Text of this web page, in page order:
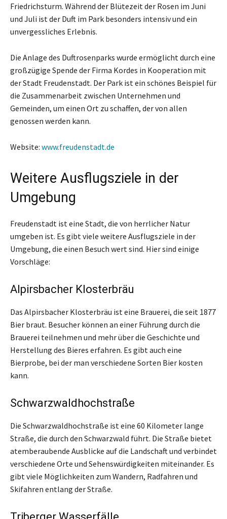
Friedrichsturm. Während der Blütezeit der Rosen im Juni
und Juli ist der Duft im Park besonders intensiv und ein
unvergessliches Erlebnis.
Die Anlage des Duftrosenparks wurde ermöglicht durch eine
großzügige Spende der Firma Kordes in Kooperation mit
der Stadt Freudenstadt. Der Park ist ein schönes Beispiel für
die Zusammenarbeit zwischen Unternehmen und
Gemeinden, um einen Ort zu schaffen, der von allen
genossen werden kann.
Website: www.freudenstadt.de
Weitere Ausflugsziele in der
Umgebung
Freudenstadt ist eine Stadt, die von herrlicher Natur
umgeben ist. Es gibt viele weitere Ausflugsziele in der
Umgebung, die einen Besuch wert sind. Hier sind einige
Vorschläge:
Alpirsbacher Klosterbräu
Das Alpirsbacher Klosterbräu ist eine Brauerei, die seit 1877
Bier braut. Besucher können an einer Führung durch die
Brauerei teilnehmen und mehr über die Geschichte und
Herstellung des Bieres erfahren. Es gibt auch eine
Bierprobe, bei der man verschiedene Sorten Bier kosten
kann.
Schwarzwaldhochstraße
Die Schwarzwaldhochstraße ist eine 60 Kilometer lange
Straße, die durch den Schwarzwald führt. Die Straße bietet
atemberaubende Ausblicke auf die Landschaft und verbindet
verschiedene Orte und Sehenswürdigkeiten miteinander. Es
gibt viele Möglichkeiten zum Wandern, Radfahren und
Skifahren entlang der Straße.